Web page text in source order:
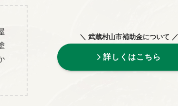
＼ 武蔵村山市補助金について ／
詳しくはこちら